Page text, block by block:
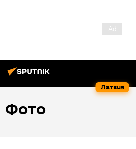
Латвия
Фото